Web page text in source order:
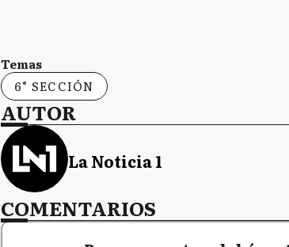
Temas
6° SECCIÓN
AUTOR
La Noticia 1
COMENTARIOS